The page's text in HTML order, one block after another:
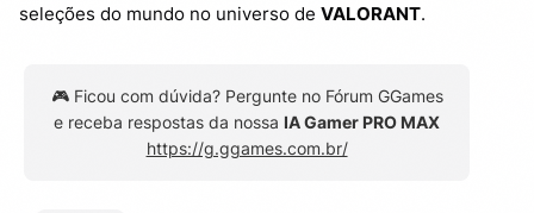
seleções do mundo no universo de VALORANT.
🎮 Ficou com dúvida? Pergunte no Fórum GGames
e receba respostas da nossa IA Gamer PRO MAX
https://g.ggames.com.br/